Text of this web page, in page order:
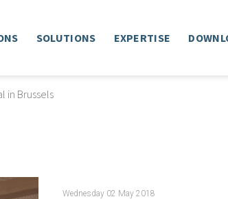
SOLUTIONS EXPERTISE
in Brussels
Wednesday 02 May 2018